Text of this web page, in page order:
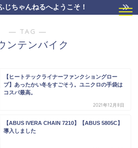
じちゃんねるへようこそ！
― TAG ―
ンテンバイク
【ヒートテックライナーファンクショングロー
ブ】あったかい冬をすごそう。ユニクロの手袋は
コスパ最高。
2021年12月8日
【ABUS IVERA CHAIN 7210】【ABUS 5805C】
導入しました